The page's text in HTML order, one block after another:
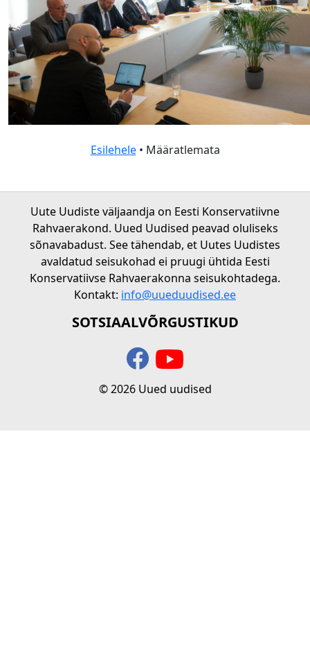
Esilehele• Määratlemata
Uute Uudiste väljaandja on Eesti Konservatiivne
Rahvaerakond. Uued Uudised peavad oluliseks
sõnavabadust. See tähendab, et Uutes Uudistes
avaldatud seisukohad ei pruugi ühtida Eesti
Konservatiivse Rahvaerakonna seisukohtadega.
Kontakt: info@uueduudised.ee
SOTSIAALVÕRGUSTIKUD
© 2026 Uued uudised